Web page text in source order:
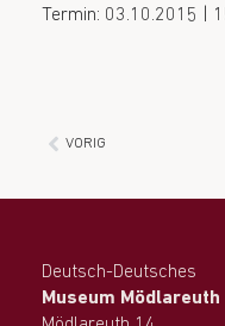
Termin: 03.10.2015 |
VORIG
Deutsch-Deutsches
Museum Mödlareuth